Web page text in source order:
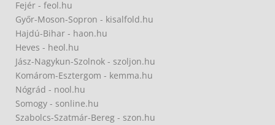
Fejér - feol.hu
Győr-Moson-Sopron - kisalfold.hu
Hajdú-Bihar - haon.hu
Heves - heol.hu
Jász-Nagykun-Szolnok - szoljon.hu
Komárom-Esztergom - kemma.hu
Nógrád - nool.hu
Somogy - sonline.hu
Szabolcs-Szatmár-Bereg - szon.hu